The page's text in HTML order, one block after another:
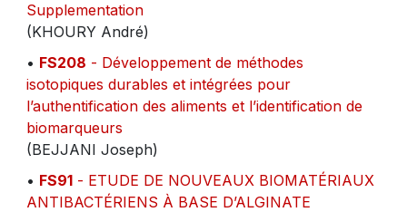
Supplementation
(KHOURY André)
• FS208 - Développement de méthodes
isotopiques durables et intégrées pour
l’authentification des aliments et l’identification de
biomarqueurs
(BEJJANI Joseph)
• FS91 - ETUDE DE NOUVEAUX BIOMATÉRIAUX
ANTIBACTÉRIENS À BASE D’ALGINATE